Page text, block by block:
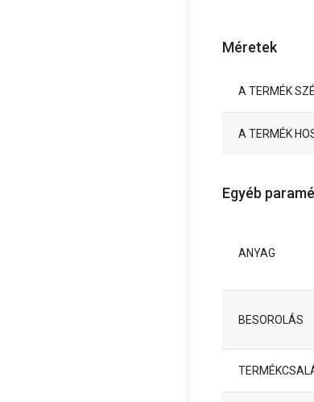
Méretek
A TERMÉK
A TERMÉK
Egyéb
ANYAG
BESOROLÁS